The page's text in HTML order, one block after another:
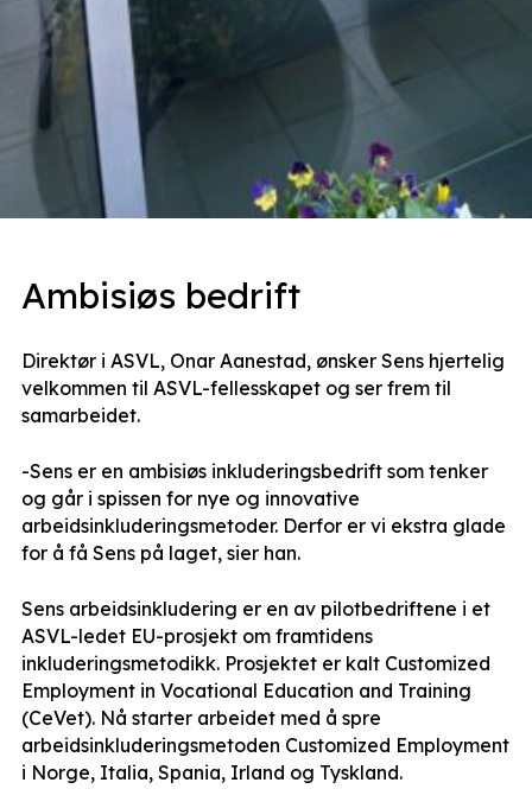
Ambisiøs bedrift
Direktør i ASVL, Onar Aanestad, ønsker Sens hjertelig
velkommen til ASVL-fellesskapet og ser frem til
samarbeidet.
-Sens er en ambisiøs inkluderingsbedrift som tenker
og går i spissen for nye og innovative
arbeidsinkluderingsmetoder. Derfor er vi ekstra glade
for å få Sens på laget, sier han.
Sens arbeidsinkludering er en av pilotbedriftene i et
ASVL-ledet EU-prosjekt om framtidens
inkluderingsmetodikk. Prosjektet er kalt Customized
Employment in Vocational Education and Training
(CeVet). Nå starter arbeidet med å spre
arbeidsinkluderingsmetoden Customized Employment
i Norge, Italia, Spania, Irland og Tyskland.